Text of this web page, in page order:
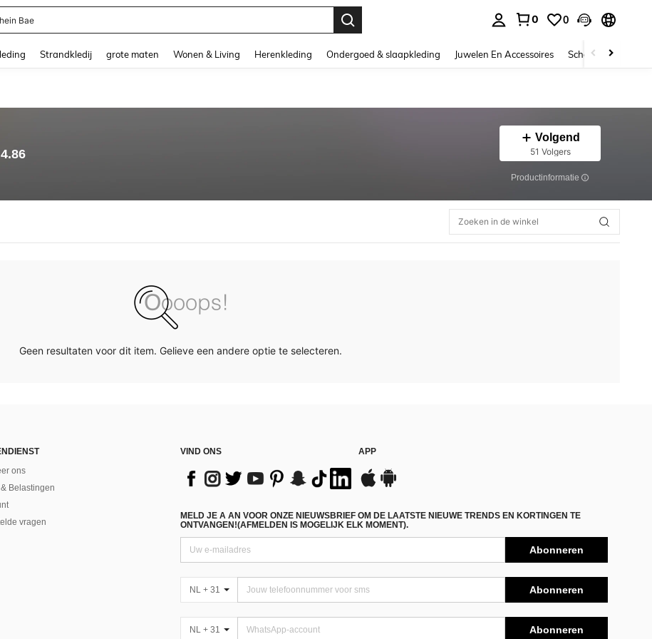
Bae
0 0
Strandkledij grote maten Wonen & Living Herenkleding Ondergoed & slaapkleding Juwelen En Accessoires Schoonheid &
4.86
Volgend
51 Volgers
Productinformatie
Geen resultaten voor dit item. Gelieve een andere optie te selecteren.
ons
Belastingen
vragen
VIND ONS APP
MELD JE A AN VOOR ONZE NIEUWSBRIEF OM DE LAATSTE NIEUWE TRENDS EN KORTINGEN TE
ONTVANGEN!(AFMELDEN IS MOGELIJK ELK MOMENT).
Abonneren
NL + 31 Abonneren
NL + 31 Abonneren